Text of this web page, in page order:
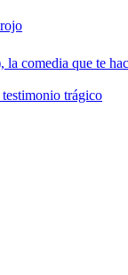
la comedia que te
trágico